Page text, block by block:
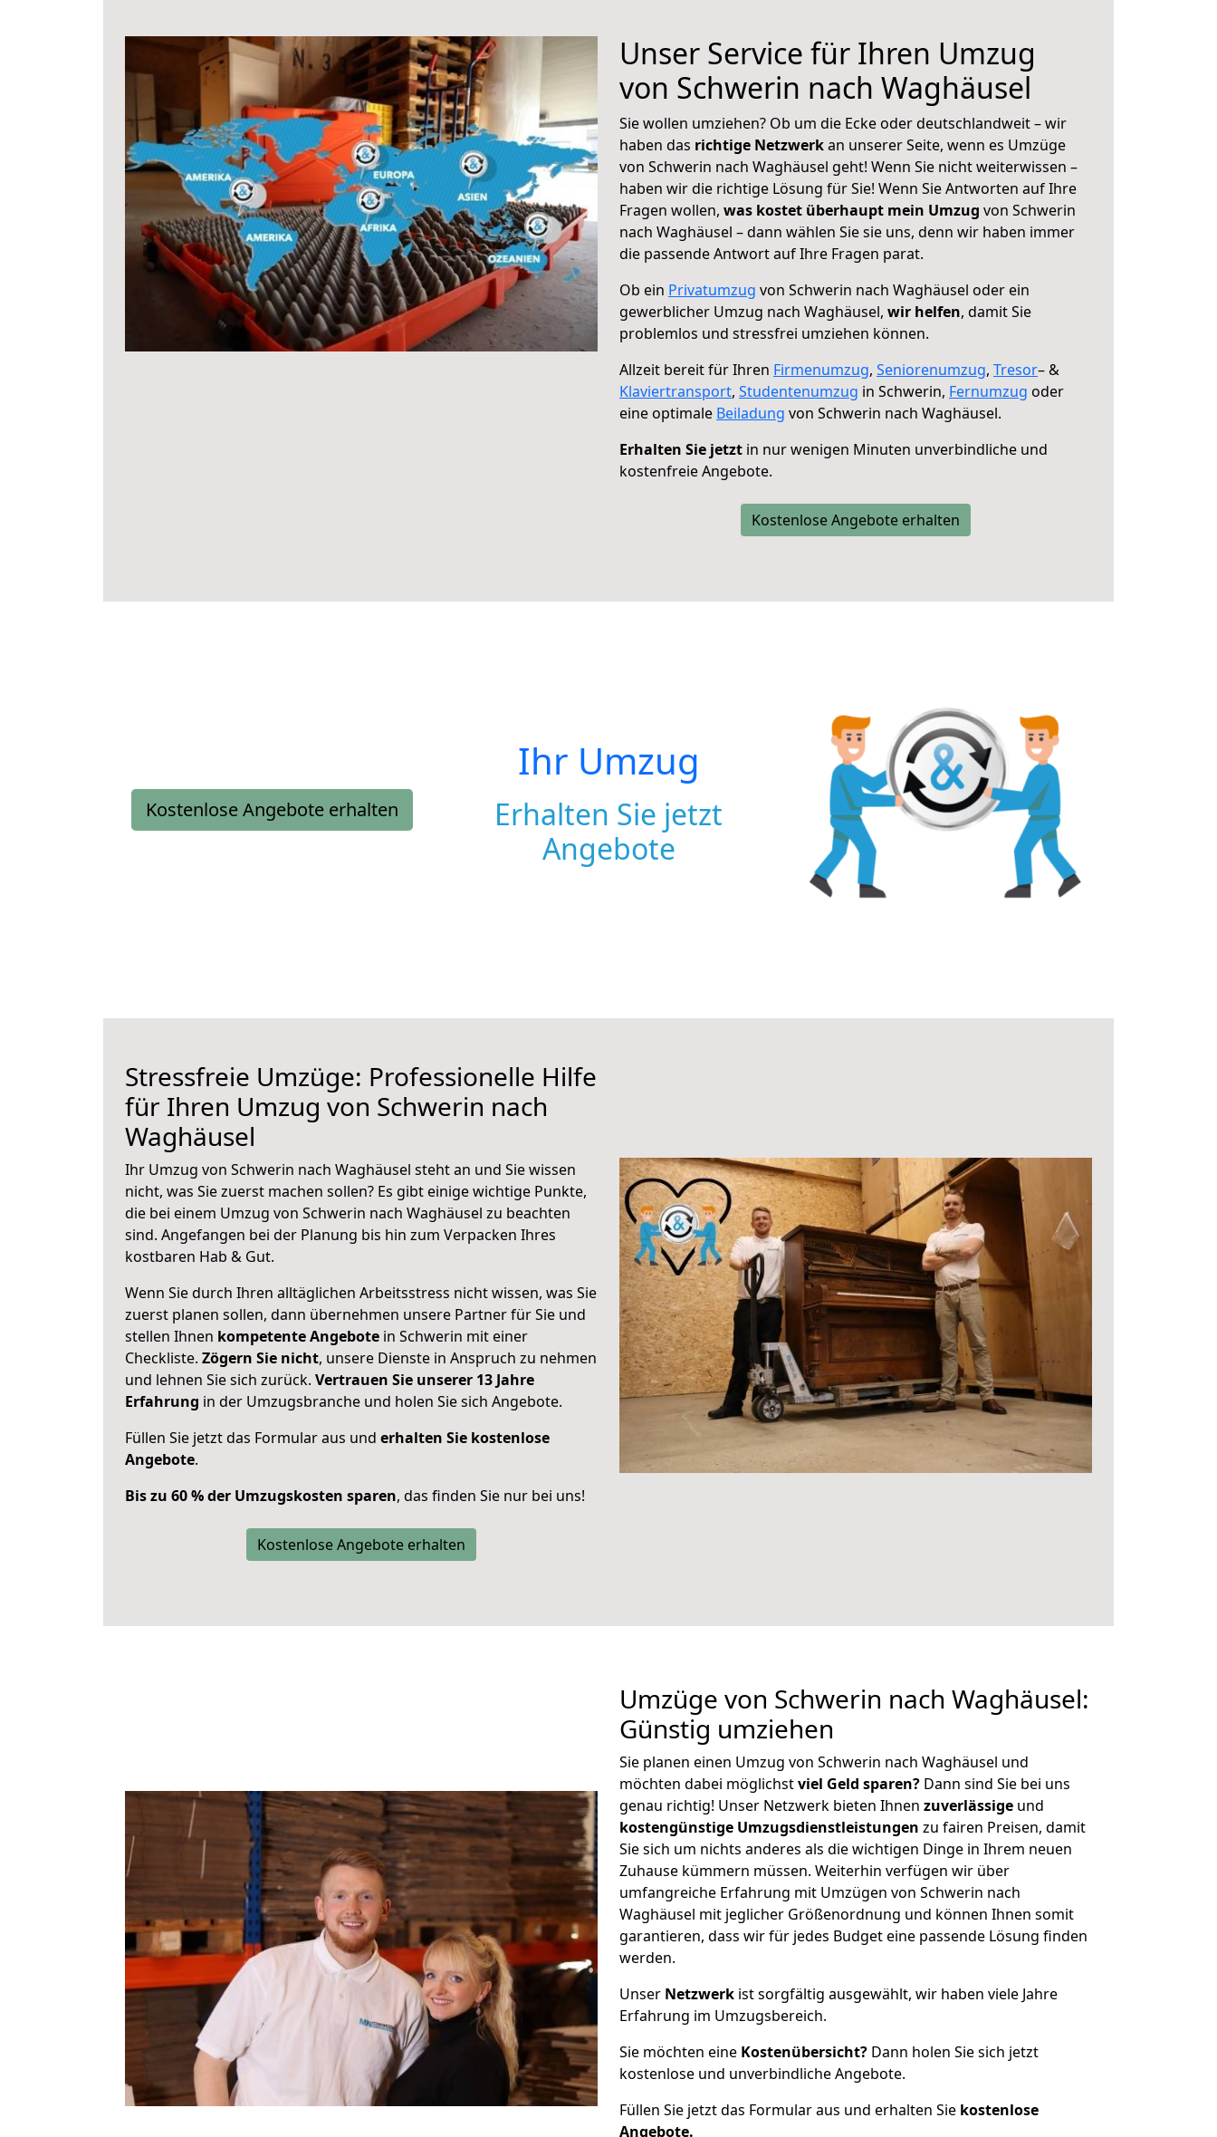
Unser Service für Ihren Umzug
von Schwerin nach Waghäusel
Sie wollen umziehen? Ob um die Ecke oder deutschlandweit – wir
haben das richtige Netzwerkan unserer Seite, wenn es Umzüge
von Schwerin nach Waghäusel geht! Wenn Sie nicht weiterwissen –
haben wir die richtige Lösung für Sie! Wenn Sie Antworten auf Ihre
Fragen wollen, was kostet überhaupt mein Umzug von Schwerin
nach Waghäusel – dann wählen Sie sie uns, denn wir haben immer
die passende Antwort auf Ihre Fragen parat.
Ob ein Privatumzug von Schwerin nach Waghäusel oder ein
gewerblicher Umzug nach Waghäusel, wir helfen, damit Sie
problemlos und stressfrei umziehen können.
Allzeit bereit für Ihren Firmenumzug, Seniorenumzug, Tresor– &
Klaviertransport, Studentenumzug in Schwerin, Fernumzug oder
eine optimale Beiladung von Schwerin nach Waghäusel.
Erhalten Sie jetzt in nur wenigen Minuten unverbindliche und
kostenfreie Angebote.
Kostenlose Angebote erhalten
Kostenlose Angebote erhalten
Ihr Umzug
Erhalten Sie jetzt
Angebote
Stressfreie Umzüge: Professionelle Hilfe
für Ihren Umzug von Schwerin nach
Waghäusel
Ihr Umzug von Schwerin nach Waghäusel steht an und Sie wissen
nicht, was Sie zuerst machen sollen? Es gibt einige wichtige Punkte,
die bei einem Umzug von Schwerin nach Waghäusel zu beachten
sind. Angefangen bei der Planung bis hin zum Verpacken Ihres
kostbaren Hab & Gut.
Wenn Sie durch Ihren alltäglichen Arbeitsstress nicht wissen, was Sie
zuerst planen sollen, dann übernehmen unsere Partner für Sie und
stellen Ihnen kompetente Angebote in Schwerin mit einer
Checkliste. Zögern Sie nicht, unsere Dienste in Anspruch zu nehmen
und lehnen Sie sich zurück. Vertrauen Sie unserer 13 Jahre
Erfahrung in der Umzugsbranche und holen Sie sich Angebote.
Füllen Sie jetzt das Formular aus und erhalten Sie kostenlose
Angebote.
Bis zu 60 % der Umzugskosten sparen, das finden Sie nur bei uns!
Kostenlose Angebote erhalten
Umzüge von Schwerin nach Waghäusel:
Günstig umziehen
Sie planen einen Umzug von Schwerin nach Waghäusel und
möchten dabei möglichstviel Geld sparen? Dann sind Sie bei uns
genau richtig! Unser Netzwerk bieten Ihnen zuverlässige und
kostengünstige Umzugsdienstleistungen zu fairen Preisen, damit
Sie sich um nichts anderes als die wichtigen Dinge in Ihrem neuen
Zuhause kümmern müssen. Weiterhin verfügen wir über
umfangreiche Erfahrung mit Umzügen von Schwerin nach
Waghäusel mit jeglicher Größenordnung und können Ihnen somit
garantieren, dass wir für jedes Budget eine passende Lösung finden
werden.
Unser Netzwerk ist sorgfältig ausgewählt, wir haben viele Jahre
Erfahrung im Umzugsbereich.
Sie möchten eine Kostenübersicht? Dann holen Sie sich jetzt
kostenlose und unverbindliche Angebote.
Füllen Sie jetzt das Formular aus und erhalten Sie kostenlose
Angebote.